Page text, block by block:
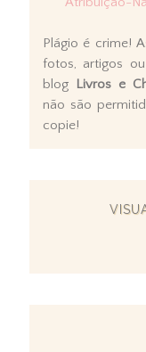
Plágio é crime!
fotos, artigos
blog Livros e
não são
copie!